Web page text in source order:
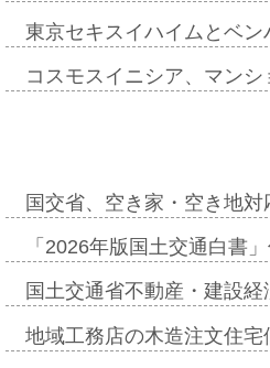
東京セキスイハイムとベ
コスモスイニシア、マン
国交省、空き家・空き地
「2026年版国土交通白書
国土交通省不動産・建設
地域工務店の木造注文住